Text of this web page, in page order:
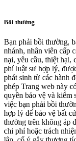
Bồi thường
Bạn phải bồi thường,
nhánh, nhân viên cấp
nại, yêu cầu, thiệt hại,
phí luật sư hợp lý,
phát sinh từ các hành
phép Trang web này
quyền bảo vệ và kiểm
việc bạn phải bồi
hợp lý để bảo vệ bất
thường trên không áp
chi phí hoặc trách